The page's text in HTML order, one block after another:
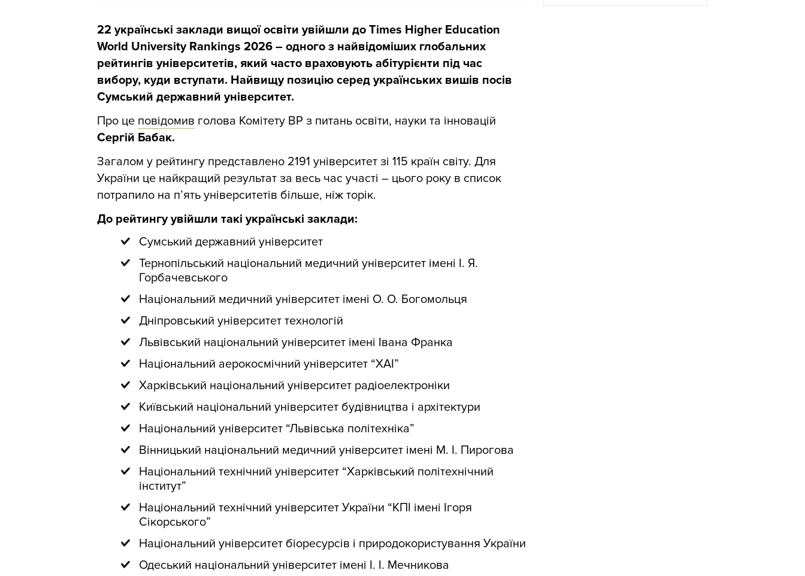
22 українські заклади вищої освіти увійшли до Times Higher Education
World University Rankings 2026 – одного з найвідоміших глобальних
рейтингів університетів, який часто враховують абітурієнти під час
вибору, куди вступати. Найвищу позицію серед українських вишів посів
Сумський державний університет.
Про це повідомив голова Комітету ВР з питань освіти, науки та інновацій
Сергій Бабак.
Загалом у рейтингу представлено 2191 університет зі 115 країн світу. Для
України це найкращий результат за весь час участі – цього року в список
потрапило на п’ять університетів більше, ніж торік.
До рейтингу увійшли такі українські заклади:
Сумський державний університет
Тернопільський національний медичний університет імені І. Я.
Горбачевського
Національний медичний університет імені О. О. Богомольця
Дніпровський університет технологій
Львівський національний університет імені Івана Франка
Національний аерокосмічний університет “ХАІ”
Харківський національний університет радіоелектроніки
Київський національний університет будівництва і архітектури
Національний університет “Львівська політехніка”
Вінницький національний медичний університет імені М. І. Пирогова
Національний технічний університет “Харківський політехнічний
інститут”
Національний технічний університет України “КПІ імені Ігоря
Сікорського”
Національний університет біоресурсів і природокористування України
Одеський національний університет імені І. І. Мечникова